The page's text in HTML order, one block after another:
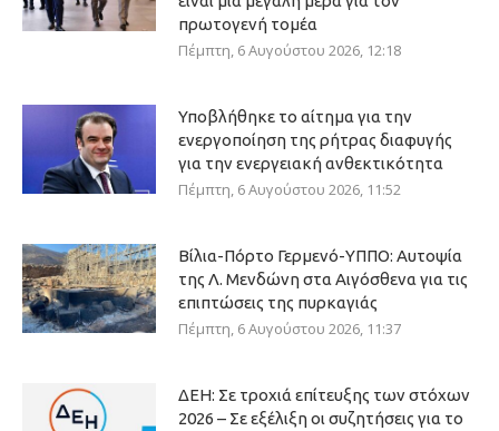
πρωτογενή τομέα
Πέμπτη, 6 Αυγούστου 2026, 12:18
Υποβλήθηκε το αίτημα για την
ενεργοποίηση της ρήτρας διαφυγής
για την ενεργειακή ανθεκτικότητα
Πέμπτη, 6 Αυγούστου 2026, 11:52
Βίλια-Πόρτο Γερμενό-ΥΠΠΟ: Αυτοψία
της Λ. Μενδώνη στα Αιγόσθενα για τις
επιπτώσεις της πυρκαγιάς
Πέμπτη, 6 Αυγούστου 2026, 11:37
ΔΕΗ: Σε τροχιά επίτευξης των στόχων
2026 – Σε εξέλιξη οι συζητήσεις για το